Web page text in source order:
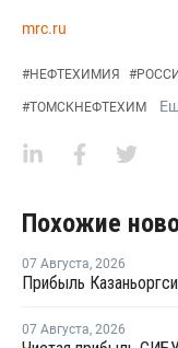
mrc.ru
#НЕФТЕХИМИЯ #
#ТОМСКНЕФТЕХИМ
Похожие
07 Августа, 2026
07 Августа, 2026